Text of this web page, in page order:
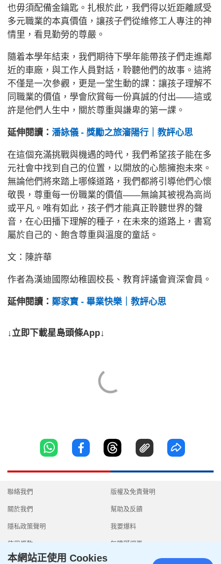
也毋須配備金鑰匙。扎根於此，我們得以近距離感受
多元職業的本真價值，讓孩子們從維修工人專注的神
情里，看見勤勞的尊嚴。
隨着本學年結束，我們期待下學年能帶孩子們走進鄰
近的車廠，與工作人員對話，聆聽他們的故事。這將
不僅是一次參觀，更是一堂生動的課：讓孩子理解不
同職業的價值，學會欣賞每一份真誠的付出——這或
許是他們人生中，關於尊重與謙卑的第一課。
延伸閱讀： 潘詠儀 - 獎勵之旅瀋陽行｜教評心思
在這個充滿挑戰與機遇的時代，我們希望孩子能在多
元社會中找到自己的位置，以開放的心態擁抱未來。
無論他們將來踏上哪條道路，我們都將引導他們心懷
敬畏，尊重每一份職業的價值——無論其被視為高尚
或平凡。唯有如此，孩子們才能真正聆聽世界的聲
音，在心田播下理解的種子，在未來的道路上，書寫
屬於自己的、飽含尊重與溫度的童話。
文：陳許華
作者為漢迪國際幼稚園校長、教育評議會資深會員。
延伸閱讀： 鄭家寶 - 畢業快樂｜教評心思
↓立即下載星島頭條App↓
聯絡我們
關於我們
隱私政策聲明
使用條款
版權及免責聲明
幫助及反饋
我要爆料
無障礙網頁
本網站正使用 Cookies